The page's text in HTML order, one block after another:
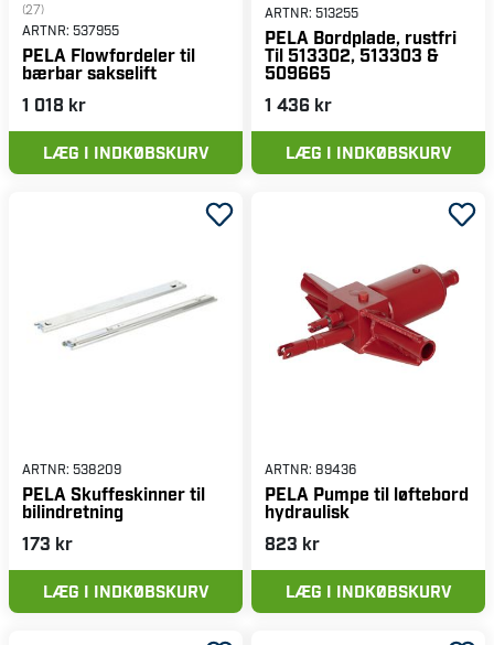
(27)
ARTNR: 537955
PELA Flowfordeler til
bærbar sakselift
1 018 kr
LÆG I INDKØBSKURV
ARTNR: 513255
PELA Bordplade, rustfri
Til 513302, 513303 &
509665
1 436 kr
LÆG I INDKØBSKURV
ARTNR: 538209
PELA Skuffeskinner til
bilindretning
173 kr
LÆG I INDKØBSKURV
ARTNR: 89436
PELA Pumpe til løftebord
hydraulisk
823 kr
LÆG I INDKØBSKURV